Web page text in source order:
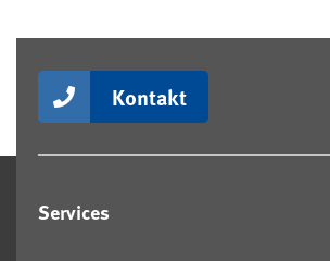
Kontakt
Services